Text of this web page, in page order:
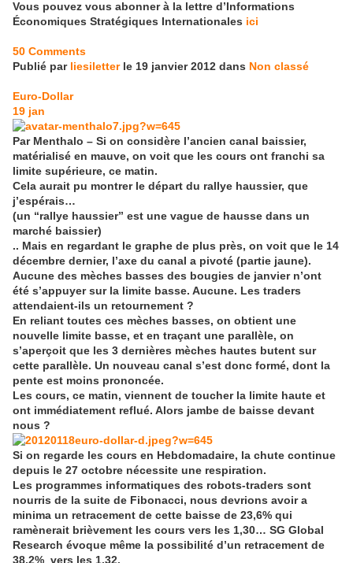
Vous pouvez vous abonner à la lettre d’Informations
Économiques Stratégiques Internationales ici
50 Comments
Publié par liesiletterle 19 janvier 2012 dans Non classé
Euro-Dollar
19 jan
Par Menthalo – Si on considère l’ancien canal baissier,
matérialisé en mauve, on voit que les cours ont franchi sa
limite supérieure, ce matin.
Cela aurait pu montrer le départ du rallye haussier, que
j’espérais…
(un “rallye haussier” est une vague de hausse dans un
marché baissier)
.. Mais en regardant le graphe de plus près, on voit que le 14
décembre dernier, l’axe du canal a pivoté (partie jaune).
Aucune des mèches basses des bougies de janvier n’ont
été s’appuyer sur la limite basse. Aucune. Les traders
attendaient-ils un retournement ?
En reliant toutes ces mèches basses, on obtient une
nouvelle limite basse, et en traçant une parallèle, on
s’aperçoit que les 3 dernières mèches hautes butent sur
cette parallèle. Un nouveau canal s’est donc formé, dont la
pente est moins prononcée.
Les cours, ce matin, viennent de toucher la limite haute et
ont immédiatement reflué. Alors jambe de baisse devant
nous ?
Si on regarde les cours en Hebdomadaire, la chute continue
depuis le 27 octobre nécessite une respiration.
Les programmes informatiques des robots-traders sont
nourris de la suite de Fibonacci, nous devrions avoir a
minima un retracement de cette baisse de 23,6% qui
ramènerait brièvement les cours vers les 1,30… SG Global
Research évoque même la possibilité d’un retracement de
38,2% vers les 1,32.